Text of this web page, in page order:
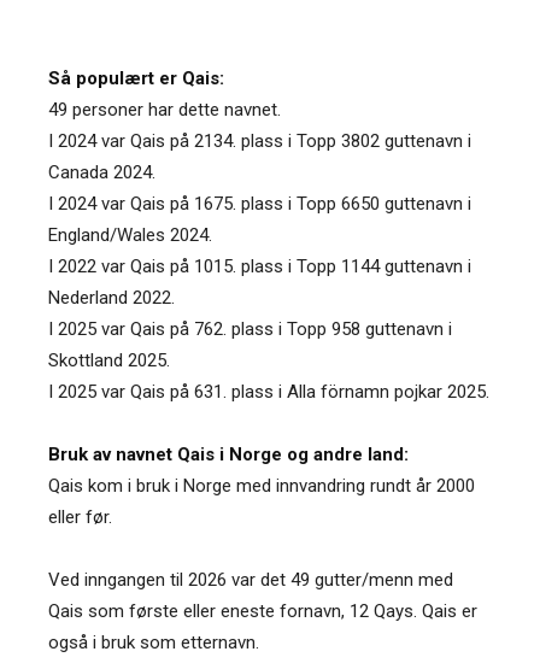
Så populært er Qais:
49 personer har dette navnet.
I 2024 var Qais på 2134. plass i Topp 3802 guttenavn i
Canada 2024.
I 2024 var Qais på 1675. plass i Topp 6650 guttenavn i
England/Wales 2024.
I 2022 var Qais på 1015. plass i Topp 1144 guttenavn i
Nederland 2022.
I 2025 var Qais på 762. plass i Topp 958 guttenavn i
Skottland 2025.
I 2025 var Qais på 631. plass i Alla förnamn pojkar 2025.
Bruk av navnet Qais i Norge og andre land:
Qais kom i bruk i Norge med innvandring rundt år 2000
eller før.
Ved inngangen til 2026 var det 49 gutter/menn med
Qais som første eller eneste fornavn, 12 Qays. Qais er
også i bruk som etternavn.